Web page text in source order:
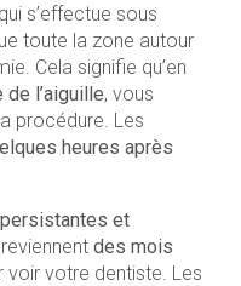
s’effectue sous
toute la zone autour
Cela signifie qu’en
l’aiguille, vous
procédure. Les
heures après
et
des mois
voir votre dentiste. Les